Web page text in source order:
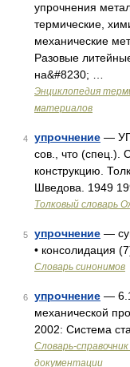
упрочнения
термические,
механические
Разовые
на&#8230; …
Энциклопедия
материалов
4 упрочнение —
сов., что (спец.).
конструкцию.
Шведова. 1949
Толковый словарь
5 упрочнение —
• консолидация
Словарь синонимов
6 упрочнение —
механической
2002: Система
Словарь-
документации